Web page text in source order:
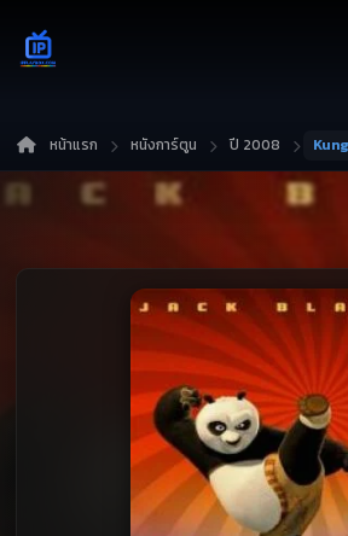
หน้าแรก หนังการ์ตูน ปี 2008